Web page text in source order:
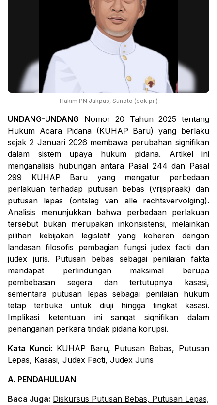
Hakim PN Jakpus, Sunoto (dok.pri)
UNDANG-UNDANG Nomor 20 Tahun 2025 tentang
Hukum Acara Pidana (KUHAP Baru) yang berlaku
sejak 2 Januari 2026 membawa perubahan signifikan
dalam sistem upaya hukum pidana. Artikel ini
menganalisis hubungan antara Pasal 244 dan Pasal
299 KUHAP Baru yang mengatur perbedaan
perlakuan terhadap putusan bebas (vrijspraak) dan
putusan lepas (ontslag van alle rechtsvervolging).
Analisis menunjukkan bahwa perbedaan perlakuan
tersebut bukan merupakan inkonsistensi, melainkan
pilihan kebijakan legislatif yang koheren dengan
landasan filosofis pembagian fungsi judex facti dan
judex juris. Putusan bebas sebagai penilaian fakta
mendapat perlindungan maksimal berupa
pembebasan segera dan tertutupnya kasasi,
sementara putusan lepas sebagai penilaian hukum
tetap terbuka untuk diuji hingga tingkat kasasi.
Implikasi ketentuan ini sangat signifikan dalam
penanganan perkara tindak pidana korupsi.
Kata Kunci: KUHAP Baru, Putusan Bebas, Putusan
Lepas, Kasasi, Judex Facti, Judex Juris
A. PENDAHULUAN
Baca Juga: Diskursus Putusan Bebas, Putusan Lepas,